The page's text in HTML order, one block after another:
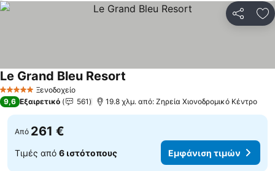
5 Αστέρια Ξενοδοχείο
Le Grand Bleu Resort
9,6 Εξαιρετικό 561 19.8 χλμ. από: Ζηρεία Χιονοδρομικό Κέντρο
Από 261 €
Τιμές από 6 ιστότοπους Εμφάνιση τιμών